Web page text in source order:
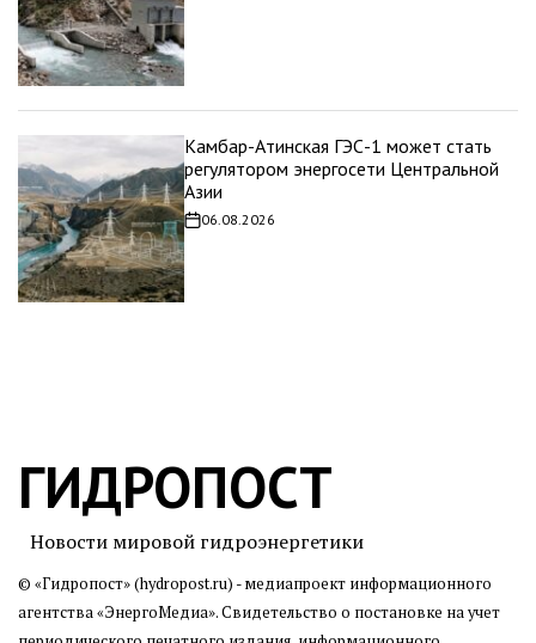
записи
Камбар-Атинская ГЭС-1 может стать
регулятором энергосети Центральной
Азии
Дата
записи
06.08.2026
ГИДРОПОСТ
Новости мировой гидроэнергетики
© «Гидропост» (hydropost.ru) - медиапроект информационного
агентства«ЭнергоМедиа». Свидетельство о постановке на учет